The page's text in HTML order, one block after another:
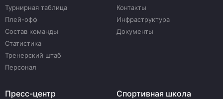
Турнирная таблица
Плей-офф
Состав команды
Статистика
Тренерский штаб
Персонал
Контакты
Инфраструктура
Документы
Пресс-центр Спортивная школа